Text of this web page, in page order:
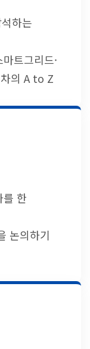
하는
트그리드·
의 A to Z
를 한
논의하기